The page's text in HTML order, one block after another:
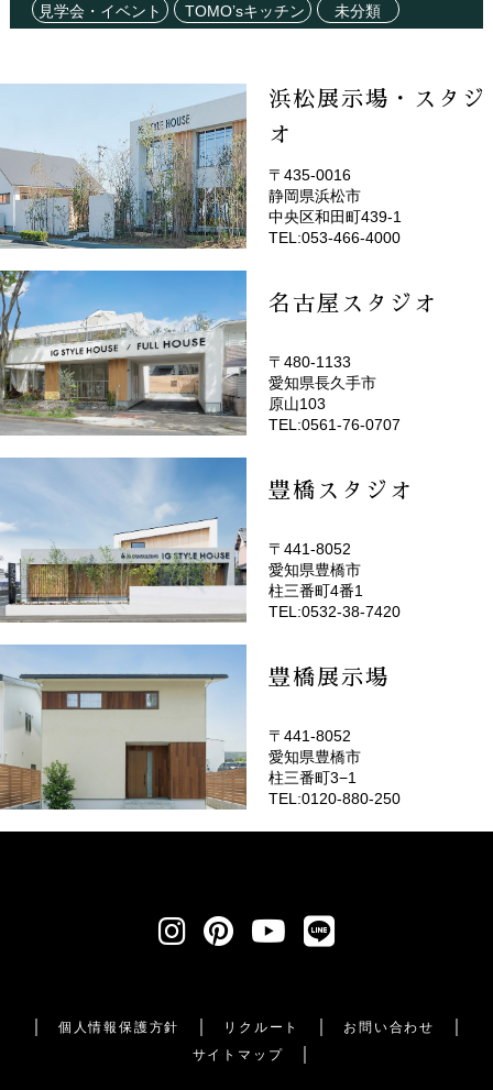
見学会・イベント
TOMO’sキッチン 未分類
浜松展示場・スタジ
オ
(EMOTOP浜松)
〒435-0016
静岡県浜松市
中央区和田町439-1
TEL:053-466-4000
名古屋スタジオ
(EMOTOP名古屋)
〒480-1133
愛知県長久手市
原山103
TEL:0561-76-0707
豊橋スタジオ
(EMOTOP豊橋)
〒441-8052
愛知県豊橋市
柱三番町4番1
TEL:0532-38-7420
豊橋展示場
〒441-8052
愛知県豊橋市
柱三番町3−1
TEL:0120-880-250
個人情報保護方針 リクルート
お問い合わせ
サイトマップ